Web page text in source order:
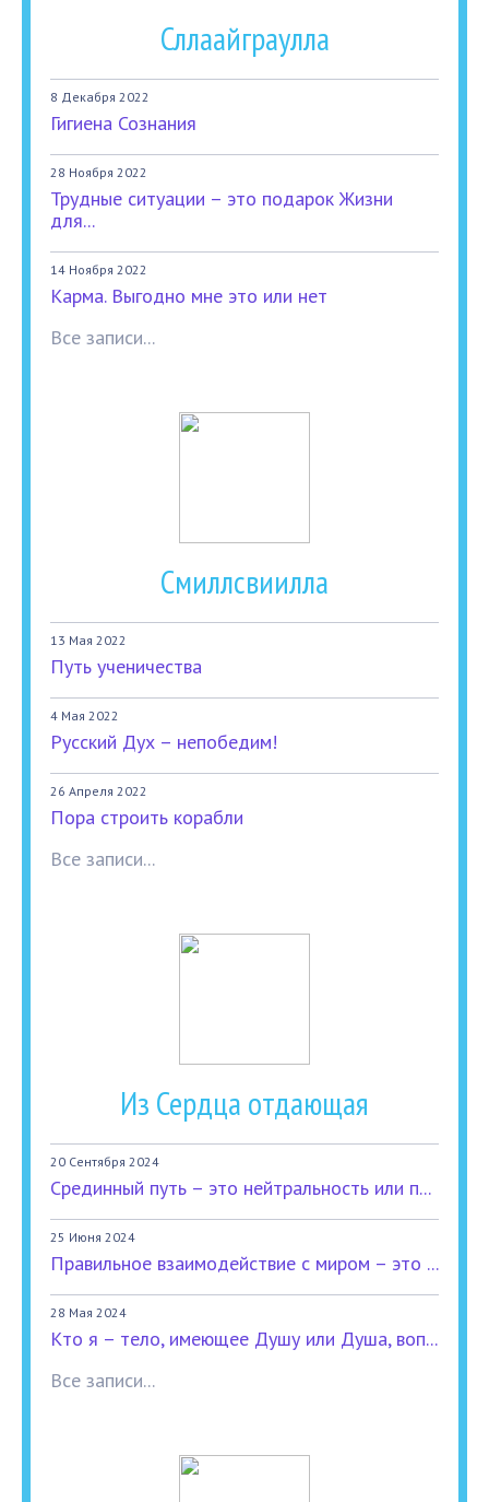
Сллаайграулла
8 Декабря 2022
Гигиена Сознания
28 Ноября 2022
Трудные ситуации – это подарок Жизни
для...
14 Ноября 2022
Карма. Выгодно мне это или нет
Все записи...
Смиллсвиилла
13 Мая 2022
Путь ученичества
4 Мая 2022
Русский Дух – непобедим!
26 Апреля 2022
Пора строить корабли
Все записи...
Из Сердца отдающая
20 Сентября 2024
Срединный путь – это нейтральность или п...
25 Июня 2024
Правильное взаимодействие с миром – это ...
28 Мая 2024
Кто я – тело, имеющее Душу или Душа, воп...
Все записи...